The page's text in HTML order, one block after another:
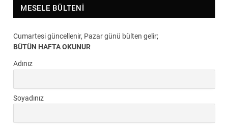
MESELE BÜLTENI
Cumartesi güncellenir, Pazar günü bülten gelir;
BÜTÜN HAFTA OKUNUR
Adınız
Soyadınız